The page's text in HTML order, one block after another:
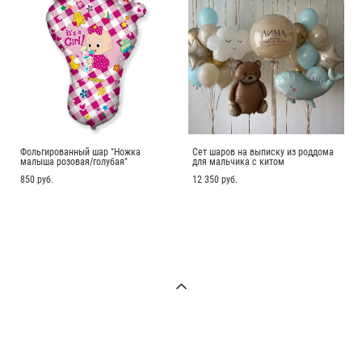
Фольгированный шар "Ножка
малыша розовая/голубая"
850 pуб.
Сет шаров на выписку из роддома
для мальчика с китом
12 350 pуб.